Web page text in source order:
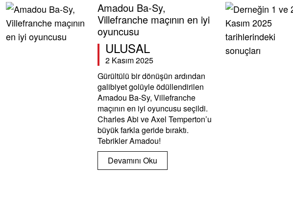
Amadou Ba-Sy,
Villefranche maçının en iyi
oyuncusu
ULUSAL
2 Kasım 2025
Gürültülü bir dönüşün ardından
galibiyet golüyle ödüllendirilen
Amadou Ba-Sy, Villefranche
maçının en iyi oyuncusu seçildi.
Charles Abi ve Axel Temperton’u
büyük farkla geride bıraktı.
Tebrikler Amadou!
Devamını Oku